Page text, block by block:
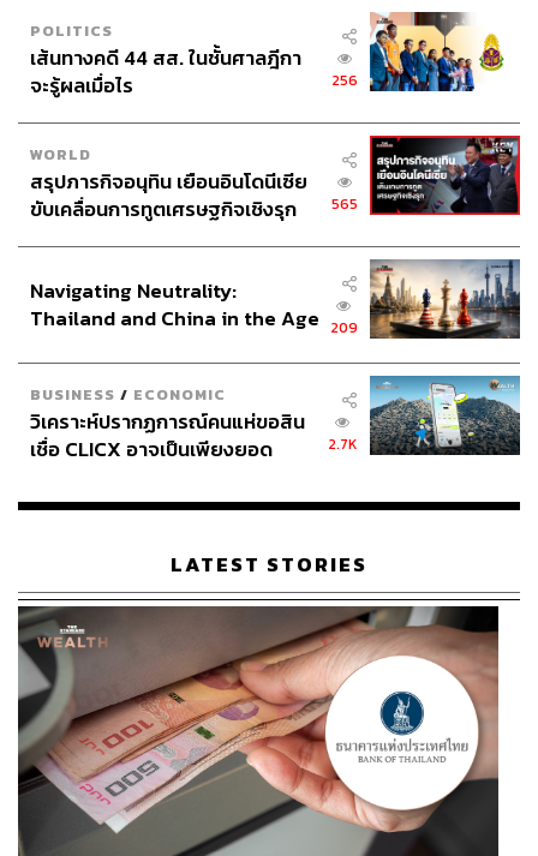
POLITICS
เส้นทางคดี 44 สส. ในชั้นศาลฎีกา
จะรู้ผลเมื่อไร
256
WORLD
สรุปภารกิจอนุทิน เยือนอินโดนีเซีย
ขับเคลื่อนการทูตเศรษฐกิจเชิงรุก
565
Navigating Neutrality:
Thailand and China in the Age
209
BUSINESS / ECONOMIC
วิเคราะห์ปรากฏการณ์คนแห่ขอสิน
เชื่อ CLICX อาจเป็นเพียงยอด
เรือนไทยที่ถูกซุกไว้
2.7K
LATEST STORIES